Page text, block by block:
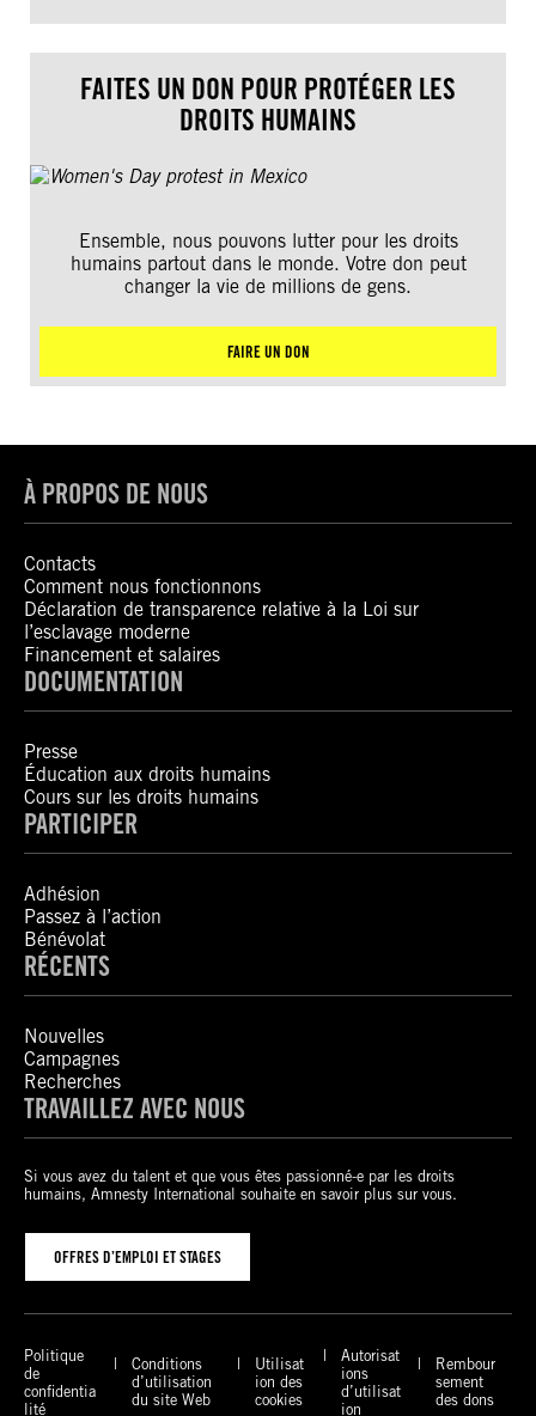
FAITES UN DON POUR PROTÉGER LES
DROITS HUMAINS
Ensemble, nous pouvons lutter pour les droits
humains partout dans le monde. Votre don peut
changer la vie de millions de gens.
FAIRE UN DON
À PROPOS DE NOUS
Contacts
Comment nous fonctionnons
Déclaration de transparence relative à la Loi sur
l’esclavage moderne
Financement et salaires
DOCUMENTATION
Presse
Éducation aux droits humains
Cours sur les droits humains
PARTICIPER
Adhésion
Passez à l’action
Bénévolat
RÉCENTS
Nouvelles
Campagnes
Recherches
TRAVAILLEZ AVEC NOUS
Si vous avez du talent et que vous êtes passionné-e par les droits
humains, Amnesty International souhaite en savoir plus sur vous.
OFFRES D’EMPLOI ET STAGES
Politique
de
confidentia
lité
Conditions
d’utilisation
du site Web
Utilisat
ion des
cookies
Autorisat
ions
d’utilisat
ion
Rembour
sement
des dons